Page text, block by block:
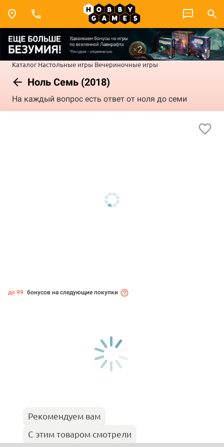
Каталог Настольные игры Вечериночные игры
Ноль Семь (2018)
На каждый вопрос есть ответ от ноля до семи
до 99 бонусов на следующие покупки
Рекомендуем вам
С этим товаром смотрели